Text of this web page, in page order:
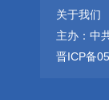
关于我们
主办：中
晋ICP备